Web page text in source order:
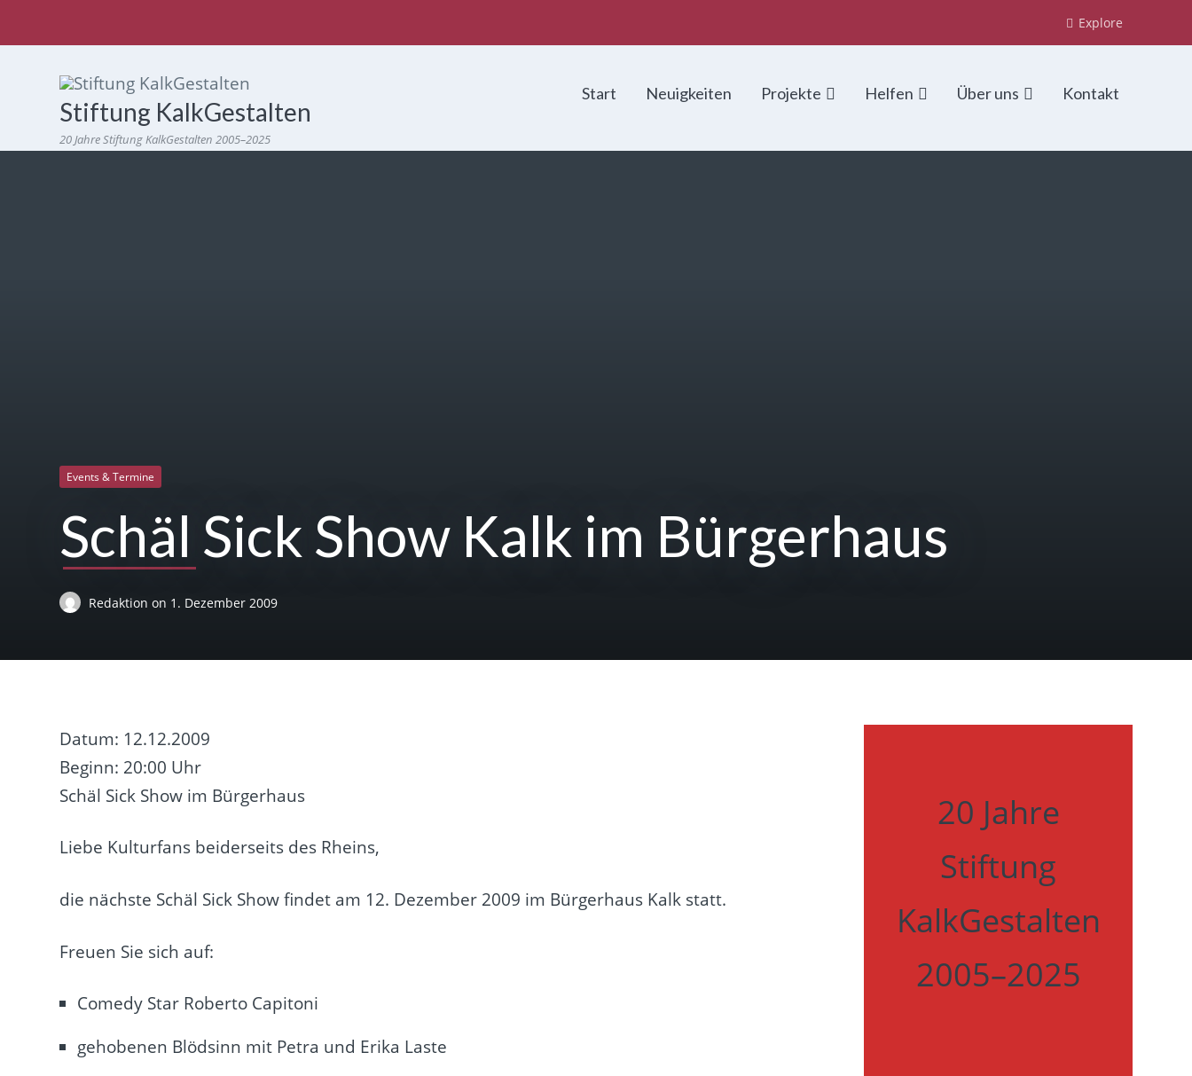
Explore
Stiftung KalkGestalten
20 Jahre Stiftung KalkGestalten 2005–2025
Start Neuigkeiten Projekte Helfen Über uns Kontakt
Events & Termine
Schäl Sick Show Kalk im Bürgerhaus
Redaktionon 1. Dezember 2009
Datum: 12.12.2009
Beginn: 20:00 Uhr
Schäl Sick Show im Bürgerhaus
Liebe Kulturfans beiderseits des Rheins,
die nächste Schäl Sick Show findet am 12. Dezember 2009 im Bürgerhaus Kalk statt.
Freuen Sie sich auf:
Comedy Star Roberto Capitoni
gehobenen Blödsinn mit Petra und Erika Laste
20 Jahre
Stiftung
KalkGestalten
2005–2025